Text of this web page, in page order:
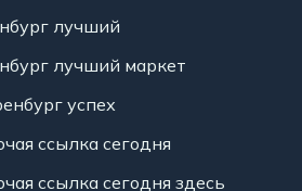
лучший
лучший маркет
успех
ссылка сегодня
ссылка сегодня здесь